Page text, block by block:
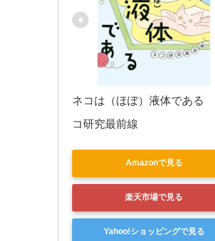
ネコは（ほぼ）液体である
コ研究最前線
Amazonで見る
楽天市場で見る
Yahoo!ショッピングで見る